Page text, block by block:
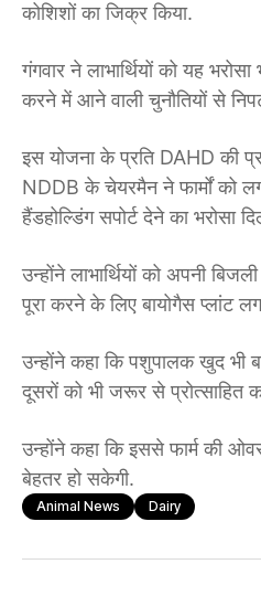
कोशिशों का जिक्र किया.
गंगवार ने लाभार्थियों को यह
करने में आने वाली चुनौतियों से
इस योजना के प्रति DAHD की
NDDB के चेयरमैन ने फार्मों को
हैंडहोल्डिंग सपोर्ट देने का भरोसा
उन्होंने लाभार्थियों को अपनी
पूरा करने के लिए बायोगैस प्लांट
उन्होंने कहा कि पशुपालक खुद भी
दूसरों को भी जरूर से प्रोत्साहित
उन्होंने कहा कि इससे फार्म की
बेहतर हो सकेगी.
Animal News Dairy